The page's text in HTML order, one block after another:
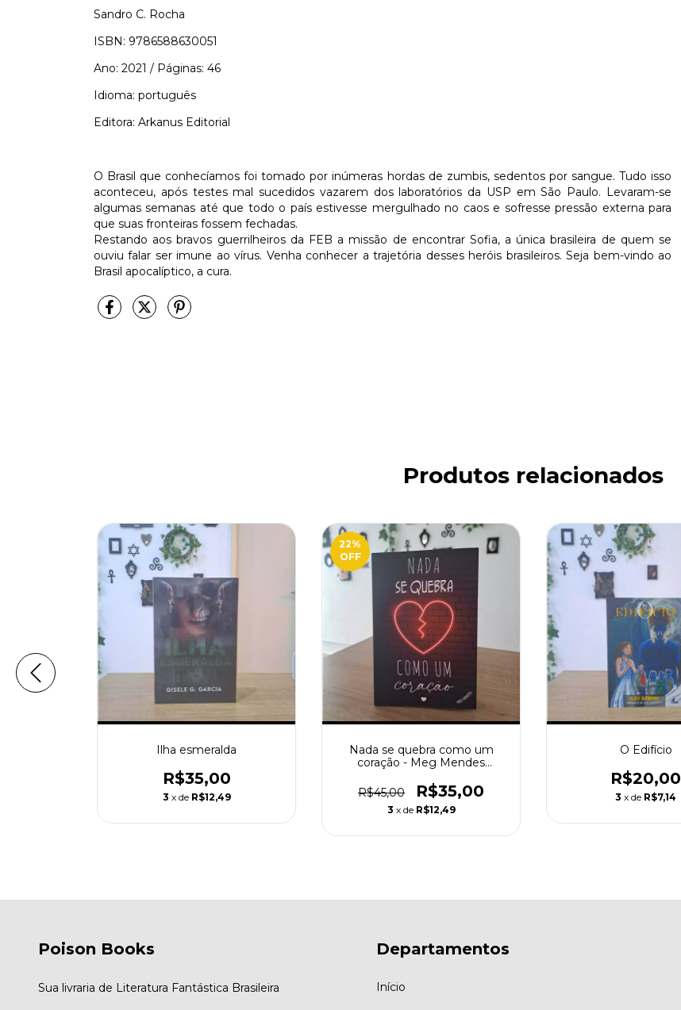
Sandro C. Rocha
ISBN: 9786588630051
Ano: 2021 / Páginas: 46
Idioma: português
Editora: Arkanus Editorial
O Brasil que conhecíamos foi tomado por inúmeras hordas de zumbis, sedentos por sangue. Tudo isso
aconteceu, após testes mal sucedidos vazarem dos laboratórios da USP em São Paulo. Levaram-se
algumas semanas até que todo o país estivesse mergulhado no caos e sofresse pressão externa para
que suas fronteiras fossem fechadas.
Restando aos bravos guerrilheiros da FEB a missão de encontrar Sofia, a única brasileira de quem se
ouviu falar ser imune ao vírus. Venha conhecer a trajetória desses heróis brasileiros. Seja bem-vindo ao
Brasil apocalíptico, a cura.
Produtos relacionados
Ilha esmeralda
R$35,00
3 x de R$12,49
22%
OFF
Nada se quebra como um
coração - Meg Mendes
R$45,00
R$35,00
3 x de R$12,49
O Edifício
R$20,00
3 x de R$7,14
Poison Books
Sua livraria de Literatura Fantástica Brasileira
Departamentos
Início